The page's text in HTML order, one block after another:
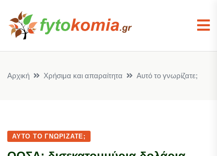
Αρχική Χρήσιμα και απαραίτητα Αυτό το γνωρίζατε;
ΑΥΤΌ ΤΟ ΓΝΩΡΊΖΑΤΕ;